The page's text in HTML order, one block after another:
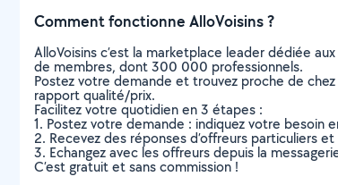
Comment fonctionne AlloVoisins ?
AlloVoisins c’est la marketplace leader dédiée
de membres, dont 300 000 professionnels.
Postez votre demande et trouvez proche de
rapport qualité/prix.
Facilitez votre quotidien en 3 étapes :
1. Postez votre demande : indiquez votre besoin
2. Recevez des réponses d’offreurs particuliers
3. Echangez avec les offreurs depuis la
C’est gratuit et sans commission !